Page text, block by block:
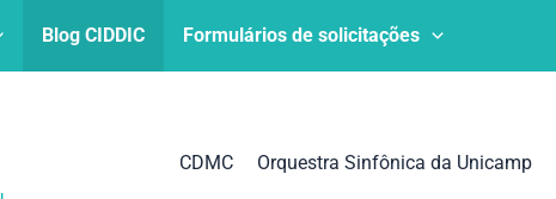
Blog CIDDIC Formulários de solicitações
CDMC Orquestra Sinfônica da Unicamp